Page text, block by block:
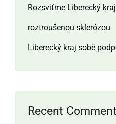
Rozsviťme Liberecký
roztroušenou sklerózou
Liberecký kraj sobě
Recent